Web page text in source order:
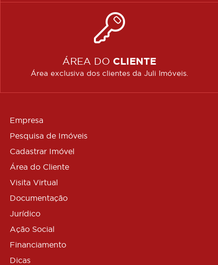
Empresa
Pesquisa de Imóveis
Cadastrar Imóvel
Área do Cliente
Visita Virtual
Documentação
Jurídico
Ação Social
Financiamento
Dicas
ÁREA DO CLIENTE
Área exclusiva dos clientes da Juli Imóveis.